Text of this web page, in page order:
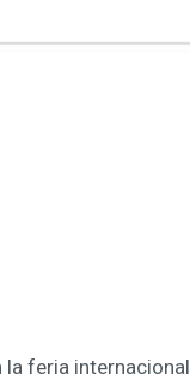
la feria internacional